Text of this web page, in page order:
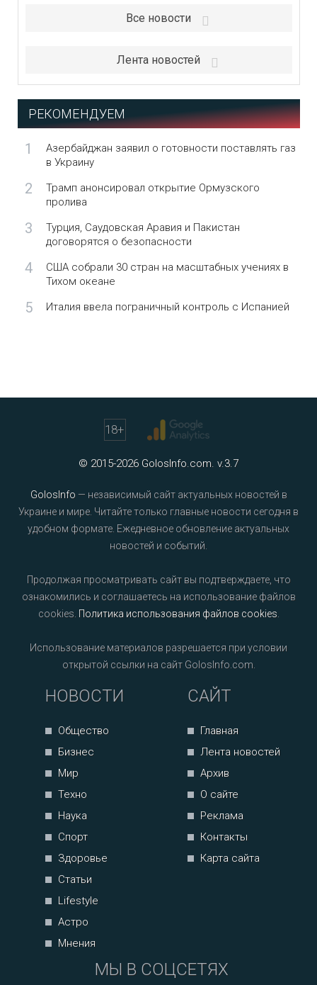
Все новости
Лента новостей
РЕКОМЕНДУЕМ
1
Азербайджан заявил о готовности поставлять газ
в Украину
2
Трамп анонсировал открытие Ормузского
пролива
3
Турция, Саудовская Аравия и Пакистан
договорятся о безопасности
4
США собрали 30 стран на масштабных учениях в
Тихом океане
5 Италия ввела пограничный контроль с Испанией
18+
© 2015-2026 GolosInfo.com. v.3.7
GolosInfo — независимый сайт актуальных новостей в
Украине и мире. Читайте только главные новости сегодня в
удобном формате. Ежедневное обновление актуальных
новостей и событий.
Продолжая просматривать сайт вы подтверждаете, что
ознакомились и соглашаетесь на использование файлов
cookies. Политика использования файлов cookies
Использование материалов разрешается при условии
открытой ссылки на сайт GolosInfo.com.
НОВОСТИ
Общество
Бизнес
Мир
Техно
Наука
Спорт
Здоровье
Статьи
Lifestyle
Астро
Мнения
САЙТ
Главная
Лента новостей
Архив
О сайте
Реклама
Контакты
Карта сайта
МЫ В СОЦСЕТЯХ